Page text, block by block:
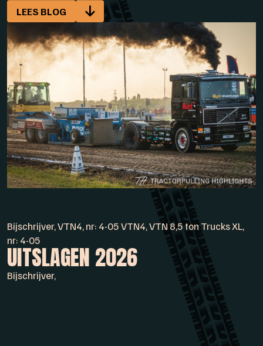
LEES BLOG
Bijschrijver, VTN4, nr: 4-05 VTN4, VTN 8,5 ton Trucks XL,
nr: 4-05
UITSLAGEN 2026
Bijschrijver,